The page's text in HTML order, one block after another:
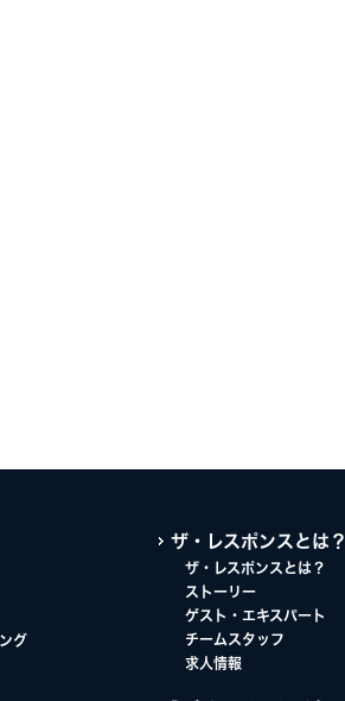
グ
ザ・レスポンスとは？
ザ・レスポンスとは？
ストーリー
ゲスト・エキスパート
チームスタッフ
求人情報